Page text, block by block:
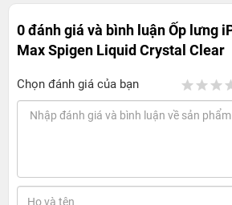
0 đánh giá và bình luậnỐp lưng
Max Spigen Liquid Crystal Clear
Chọn đánh giá của bạn